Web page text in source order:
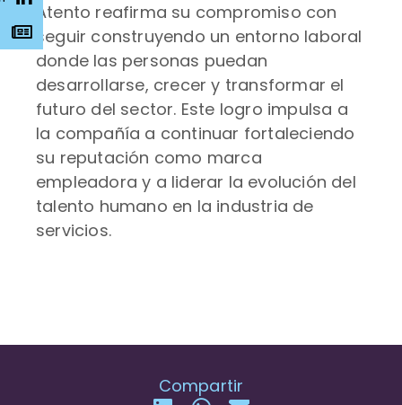
Atento reafirma su compromiso con
seguir construyendo un entorno laboral
donde las personas puedan
desarrollarse, crecer y transformar el
futuro del sector. Este logro impulsa a
la compañía a continuar fortaleciendo
su reputación como marca
empleadora y a liderar la evolución del
talento humano en la industria de
servicios.
Compartir